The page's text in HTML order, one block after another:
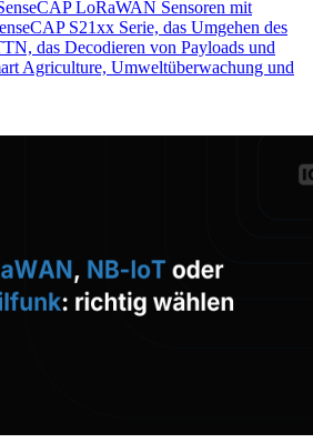
LoRaWAN Sensoren mit
S21xx Serie, das Umgehen des
das Decodieren von Payloads und
Agriculture, Umweltüberwachung und